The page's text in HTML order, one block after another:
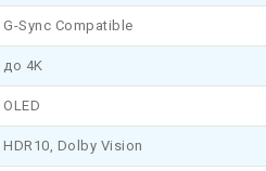
G-Sync Compatible
до 4K
OLED
HDR10, Dolby Vision